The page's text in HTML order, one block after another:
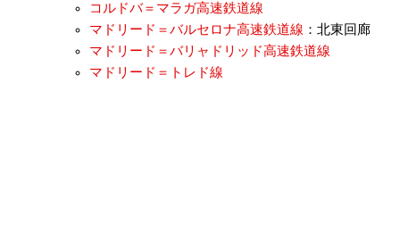
コルドバ＝マラガ高速鉄道線
マドリード＝バルセロナ高速鉄道線 ：北東回廊
マドリード＝バリャドリッド高速鉄道線
マドリード＝トレド線